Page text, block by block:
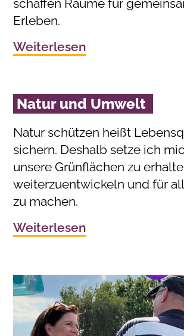
schaffen Räume für
Erleben.
Weiterlesen
Natur und Umwelt
Natur schützen heißt
sichern. Deshalb setze ich
unsere Grünflächen zu
weiterzuentwickeln und für
zu machen.
Weiterlesen